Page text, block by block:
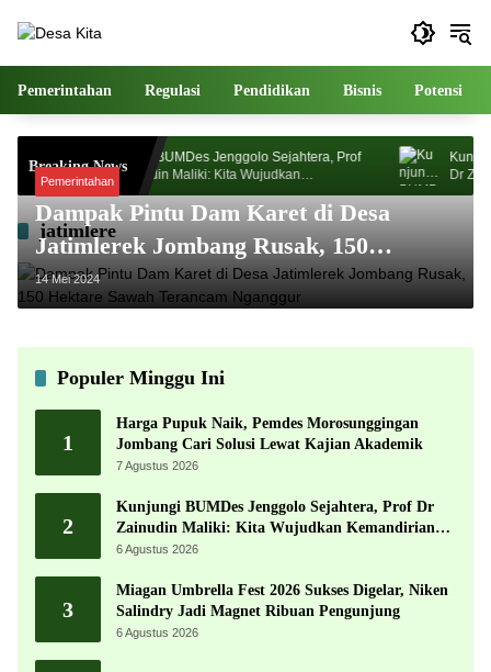
Pemerintahan Regulasi Pendidikan Bisnis Potensi
Breaking News
Kunjungi BUMDes Jenggolo Sejahtera, Prof
Dr Zainudin Maliki: Kita Wujudkan
Kemandirian Ekonomi dengan Potensi Desa
Dr
jatimlere
Pemerintahan
Dampak Pintu Dam Karet di Desa
Jatimlerek Jombang Rusak, 150
Hektare Sawah Terancam Nganggur
14 Mei 2024
Populer Minggu Ini
1
Harga Pupuk Naik, Pemdes Morosunggingan
Jombang Cari Solusi Lewat Kajian Akademik
7 Agustus 2026
2
Kunjungi BUMDes Jenggolo Sejahtera, Prof Dr
Zainudin Maliki: Kita Wujudkan Kemandirian
Ekonomi dengan Potensi Desa
6 Agustus 2026
3
Miagan Umbrella Fest 2026 Sukses Digelar, Niken
Salindry Jadi Magnet Ribuan Pengunjung
6 Agustus 2026